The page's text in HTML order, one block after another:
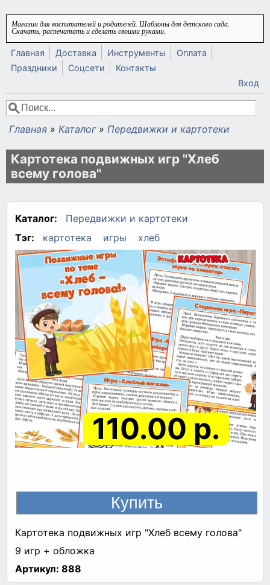
Перейти к основному содержанию
Магазин для воспитателей и родителей. Шаблоны для детского сада.
Скачать, распечатать и сделать своими руками.
Главная Доставка Инструменты
Оплата
Праздники
Соцсети
Контакты
Вход
Форма поиска
Поиск
Вы здесь
Главная » Каталог » Передвижки и картотеки
Картотека подвижных игр "Хлеб
всему голова"
Каталог:
Передвижки и картотеки
Тэг:
картотека игры хлеб
110.00 р.
Картотека подвижных игр "Хлеб всему голова"
9 игр + обложка
Артикул: 888